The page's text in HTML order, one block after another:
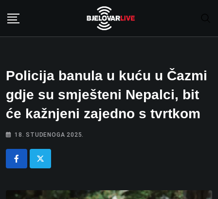
Policija banula u kuću u Čazmi
gdje su smješteni Nepalci, bit
će kažnjeni zajedno s tvrtkom
18. STUDENOGA 2025.